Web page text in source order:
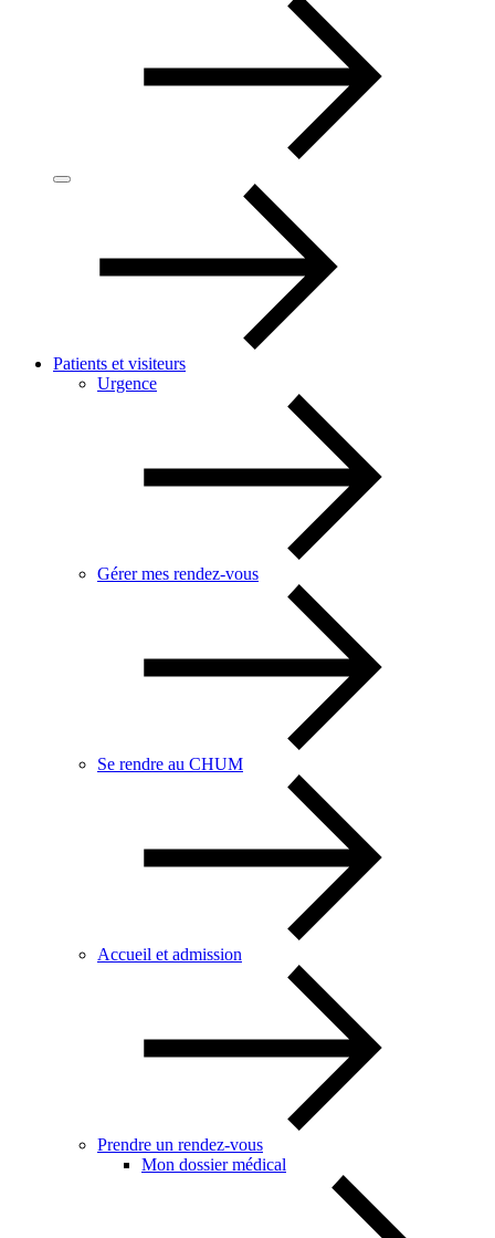
Patients et visiteurs
Urgence
Gérer mes rendez-vous
Se rendre au CHUM
Accueil et admission
Prendre un rendez-vous
Mon dossier médical